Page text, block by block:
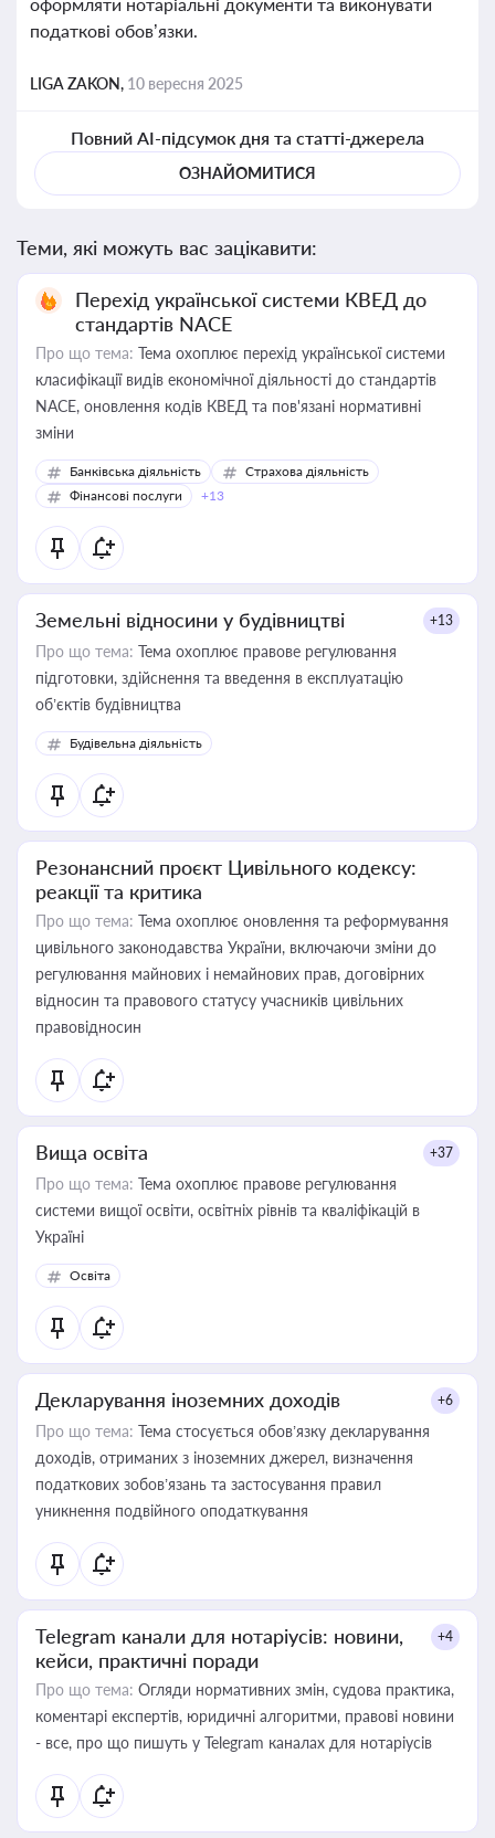
податкові обов’язки.
LIGA ZAKON, 10 вересня 2025
Повний AI-підсумок дня та статті-джерела
ОЗНАЙОМИТИСЯ
Теми, які можуть вас зацікавити:
Перехід української системи КВЕД до
стандартів NACE
Про що тема: Тема охоплює перехід української системи
класифікації видів економічної діяльності до стандартів
NACE, оновлення кодів КВЕД та пов'язані нормативні
зміни
Банківська діяльність
Страхова діяльність
Фінансові послуги
+13
Земельні відносини у будівництві +13
Про що тема: Тема охоплює правове регулювання
підготовки, здійснення та введення в експлуатацію
об’єктів будівництва
Будівельна діяльність
Резонансний проєкт Цивільного кодексу:
реакції та критика
Про що тема: Тема охоплює оновлення та реформування
цивільного законодавства України, включаючи зміни до
регулювання майнових і немайнових прав, договірних
відносин та правового статусу учасників цивільних
правовідносин
Вища освіта +37
Про що тема: Тема охоплює правове регулювання
системи вищої освіти, освітніх рівнів та кваліфікацій в
Україні
Освіта
Декларування іноземних доходів +6
Про що тема: Тема стосується обов’язку декларування
доходів, отриманих з іноземних джерел, визначення
податкових зобов’язань та застосування правил
уникнення подвійного оподаткування
Telegram канали для нотаріусів: новини,
кейси, практичні поради
+4
Про що тема: Огляди нормативних змін, судова практика,
коментарі експертів, юридичні алгоритми, правові новини
- все, про що пишуть у Telegram каналах для нотаріусів